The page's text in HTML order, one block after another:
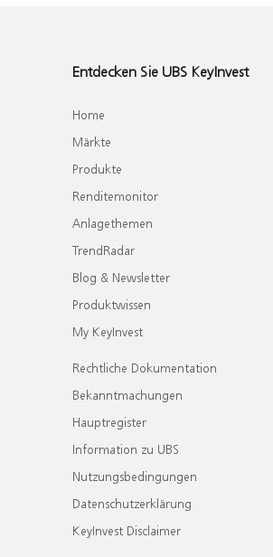
Entdecken Sie UBS KeyInvest
Home
Märkte
Produkte
Renditemonitor
Anlagethemen
TrendRadar
Blog & Newsletter
Produktwissen
My KeyInvest
Rechtliche Dokumentation
Bekanntmachungen
Hauptregister
Information zu UBS
Nutzungsbedingungen
Datenschutzerklärung
KeyInvest Disclaimer